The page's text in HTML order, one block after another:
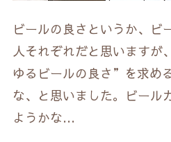
ビールの良さというか、ビ
人それぞれだと思います
ゆるビールの良さ”を求め
な、と思いました。ビール
ようかな…